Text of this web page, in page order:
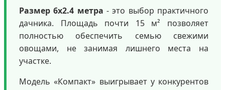
Размер 6х2.4 метра - это выбор практичного
дачника. Площадь почти 15 м² позволяет
полностью обеспечить семью свежими
овощами, не занимая лишнего места на
участке.
Модель «Компакт» выигрывает у конкурентов